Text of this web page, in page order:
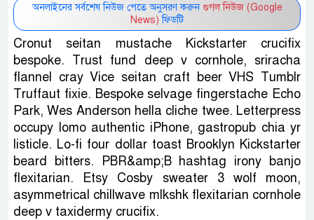
অনলাইনের সর্বশেষ নিউজ পেতে অনুসরণ করুন গুগল নিউজ (Google
News) ফিডটি
Cronut seitan mustache Kickstarter crucifix
bespoke. Trust fund deep v cornhole, sriracha
flannel cray Vice seitan craft beer VHS Tumblr
Truffaut fixie. Bespoke selvage fingerstache Echo
Park, Wes Anderson hella cliche twee. Letterpress
occupy lomo authentic iPhone, gastropub chia yr
listicle. Lo-fi four dollar toast Brooklyn Kickstarter
beard bitters. PBR&amp;B hashtag irony banjo
flexitarian. Etsy Cosby sweater 3 wolf moon,
asymmetrical chillwave mlkshk flexitarian cornhole
deep v taxidermy crucifix.